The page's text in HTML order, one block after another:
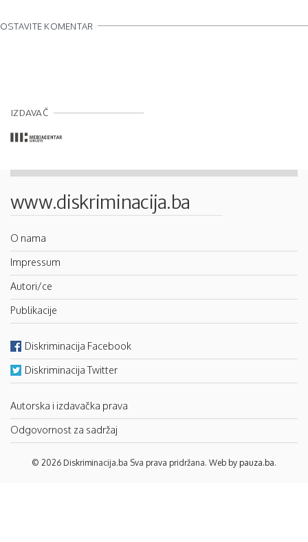
OSTAVITE KOMENTAR
IZDAVAČ
www.diskriminacija.ba
O nama
Impressum
Autori/ce
Publikacije
Diskriminacija Facebook
Diskriminacija Twitter
Autorska i izdavačka prava
Odgovornost za sadržaj
© 2026 Diskriminacija.ba Sva prava pridržana. Web by pauza.ba.